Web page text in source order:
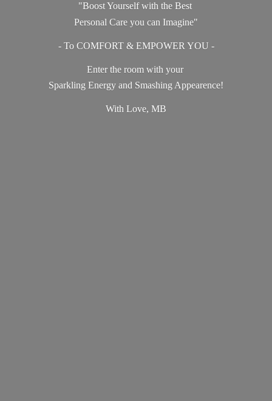
"Boost Yourself with the Best
Personal Care you can Imagine"
- To COMFORT & EMPOWER YOU -
Enter the room with your
Sparkling Energy and Smashing Appearence!
With Love, MB